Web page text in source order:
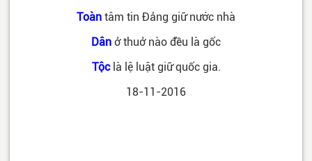
Toàn tâm tin Đảng giữ nước nhà
Dân ở thuở nào đều là gốc
Tộc là lệ luật giữ quốc gia.
18-11-2016